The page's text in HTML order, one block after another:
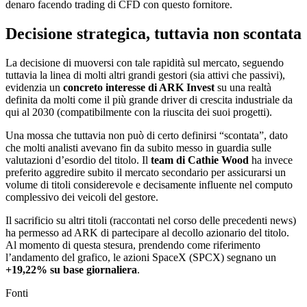
denaro facendo trading di CFD con questo fornitore.
Decisione strategica, tuttavia non scontata
La decisione di muoversi con tale rapidità sul mercato, seguendo
tuttavia la linea di molti altri grandi gestori (sia attivi che passivi),
evidenzia un concreto interesse di ARK Invest su una realtà
definita da molti come il più grande driver di crescita industriale da
qui al 2030 (compatibilmente con la riuscita dei suoi progetti).
Una mossa che tuttavia non può di certo definirsi “scontata”, dato
che molti analisti avevano fin da subito messo in guardia sulle
valutazioni d’esordio del titolo. Il team di Cathie Wood ha invece
preferito aggredire subito il mercato secondario per assicurarsi un
volume di titoli considerevole e decisamente influente nel computo
complessivo dei veicoli del gestore.
Il sacrificio su altri titoli (raccontati nel corso delle precedenti news)
ha permesso ad ARK di partecipare al decollo azionario del titolo.
Al momento di questa stesura, prendendo come riferimento
l’andamento del grafico, le azioni SpaceX (SPCX) segnano un
+19,22% su base giornaliera.
Fonti